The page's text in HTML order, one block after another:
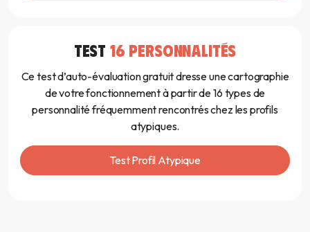
TEST 16 PERSONNALITÉS
Ce test d’auto-évaluation gratuit dresse une cartographie
de votre fonctionnement à partir de 16 types de
personnalité fréquemment rencontrés chez les profils
atypiques.
Test Profil Atypique